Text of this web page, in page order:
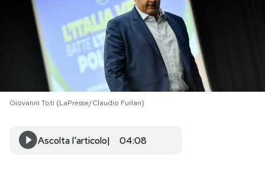
PODCAST
NEWSLETTER
I MIEI PREFERITI
SHOP
Giovanni Toti (LaPresse/Claudio Furlan)
Ascolta l'articolo 04:08